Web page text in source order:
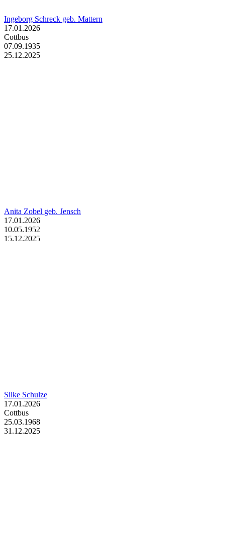
Ingeborg Schreck geb. Mattern
17.01.2026
Cottbus
07.09.1935
25.12.2025
Anita Zobel geb. Jensch
17.01.2026
10.05.1952
15.12.2025
Silke Schulze
17.01.2026
Cottbus
25.03.1968
31.12.2025